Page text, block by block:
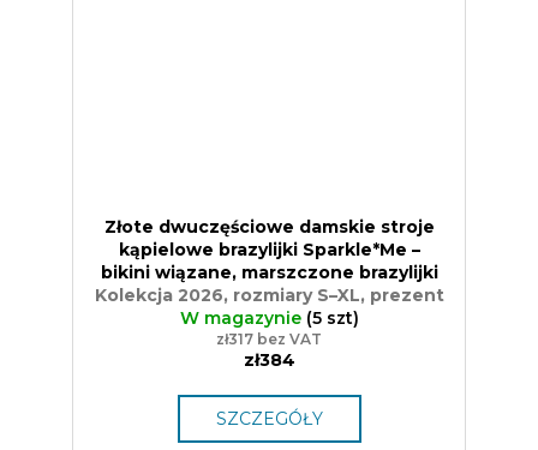
Złote dwuczęściowe damskie stroje
kąpielowe brazylijki Sparkle*Me –
bikini wiązane, marszczone brazylijki
Kolekcja 2026, rozmiary S–XL, prezent
W magazynie (5 szt)
zł317 bez VAT
zł384
SZCZEGÓŁY